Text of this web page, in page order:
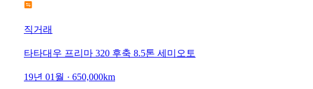
직거래
타타대우 프리마 320 후축 8.5톤 세미오토
19년 01월 · 650,000km